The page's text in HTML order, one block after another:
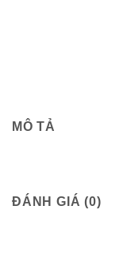
MÔ TẢ
ĐÁNH GIÁ (0)